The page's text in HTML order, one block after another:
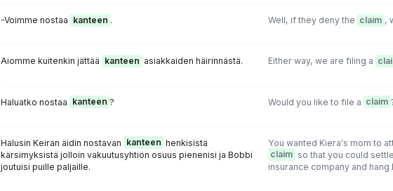
-Voimme nostaa kanteen . Well, if they deny the claim ,
Aiomme kuitenkin jättää kanteen asiakkaiden häirinnästä. Either way, we are filing a
Haluatko nostaa kanteen ? Would you like to file a claim
Halusin Keiran äidin nostavan kanteen henkisistä
kärsimyksistä jolloin vakuutusyhtiön osuus pienenisi ja Bobbi
joutuisi puille paljaille.
You wanted Kiera's mom to
claim so that you could
insurance company and hang